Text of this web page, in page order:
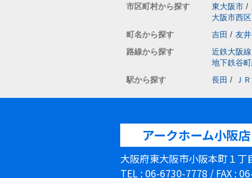
市区町村から探す 東大阪市 /
大阪市西区
町名から探す
吉田 / 友井
路線から探す
近鉄大阪線
地下鉄谷
駅から探す
長田 / Ｊ
アークホーム小阪店
大阪府東大阪市小阪本町１丁
TEL : 06-6730-7778 / FAX :